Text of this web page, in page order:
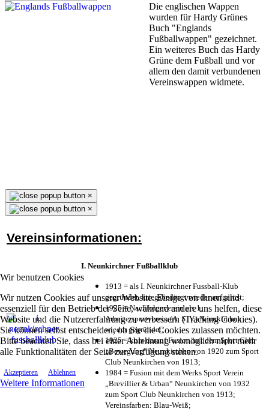
Wir benutzen Cookies
Wir nutzen Cookies auf unserer Website. Einige von ihnen sind
essenziell für den Betrieb der Seite, während andere uns helfen, diese
Website und die Nutzererfahrung zu verbessern (Tracking Cookies).
Sie können selbst entscheiden, ob Sie die Cookies zulassen möchten.
Bitte beachten Sie, dass bei einer Ablehnung womöglich nicht mehr
alle Funktionalitäten der Seite zur Verfügung stehen.
Akzeptieren Ablehnen
Weitere Informationen
Die englischen Wappen
wurden für Hardy Grünes
Buch "Englands
Fußballwappen" gezeichnet.
Ein weiteres Buch das Hardy
Grüne dem Fußball und vor
allem den damit verbundenen
Vereinswappen widmete.
×
×
Vereinsinformationen:
I. Neunkirchner Fußballklub
1913 = als I. Neunkirchner Fussball-Klub
gegründet, kriegsbedingt wieder aufgelöst;
1925 = Nachfolgeverein als 1.
Arbeitersportverein (A. S. V.) Neunkirchen
wieder gegründet;
1925 = kurz darauf Fusion mit dem Sport Club
„Bewegung“ Neunkirchen von 1920 zum Sport
Club Neunkirchen von 1913;
1984 = Fusion mit dem Werks Sport Verein
„Brevillier & Urban“ Neunkirchen von 1932
zum Sport Club Neunkirchen von 1913;
Vereinsfarben: Blau-Weiß;